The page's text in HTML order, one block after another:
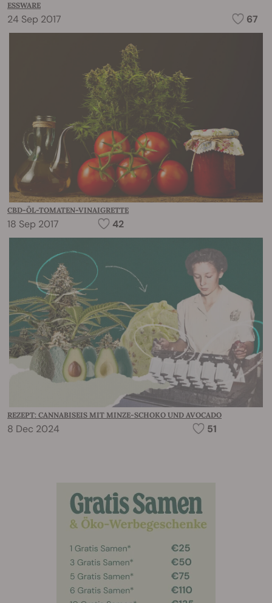
ESSWARE
24 Sep 2017 67
CBD-ÖL-TOMATEN-VINAIGRETTE
18 Sep 2017 42
REZEPT: CANNABISEIS MIT MINZE-SCHOKO UND AVOCADO
8 Dec 2024 51